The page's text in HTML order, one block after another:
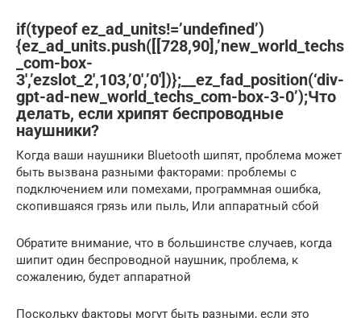
if(typeof ez_ad_units!=’undefined’)
{ez_ad_units.push([[728,90],’new_world_techs
_com-box-
3′,’ezslot_2′,103,’0′,’0′])};__ez_fad_position(‘div-
gpt-ad-new_world_techs_com-box-3-0’);Что
делать, если хрипят беспроводные
наушники?
Когда ваши наушники Bluetooth шипят, проблема может
быть вызвана разными факторами: проблемы с
подключением или помехами, программная ошибка,
скопившаяся грязь или пыль, Или аппаратный сбой
Обратите внимание, что в большинстве случаев, когда
шипит один беспроводной наушник, проблема, к
сожалению, будет аппаратной
Поскольку факторы могут быть разными, если это